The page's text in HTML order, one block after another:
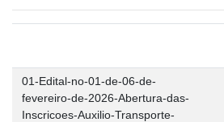
01-Edital-no-01-de-06-de-
fevereiro-de-2026-Abertura-das-
Inscricoes-Auxilio-Transporte-